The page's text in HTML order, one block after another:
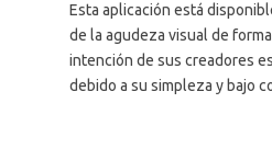
Esta aplicación está
de la agudeza visual de
intención de sus creadores
debido a su simpleza y bajo